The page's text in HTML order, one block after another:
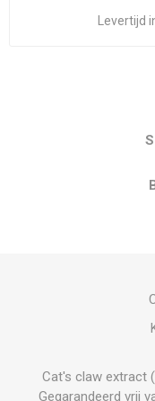
Levertijd
Cat's claw extract
Gegarandeerd vrij